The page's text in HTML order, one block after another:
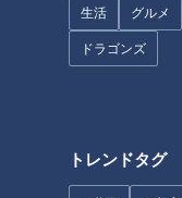
生活 グルメ
ドラゴンズ
トレンドタグ
「大切にしてくれるの
好きになりかけてるの
きれない…悩める乙女×